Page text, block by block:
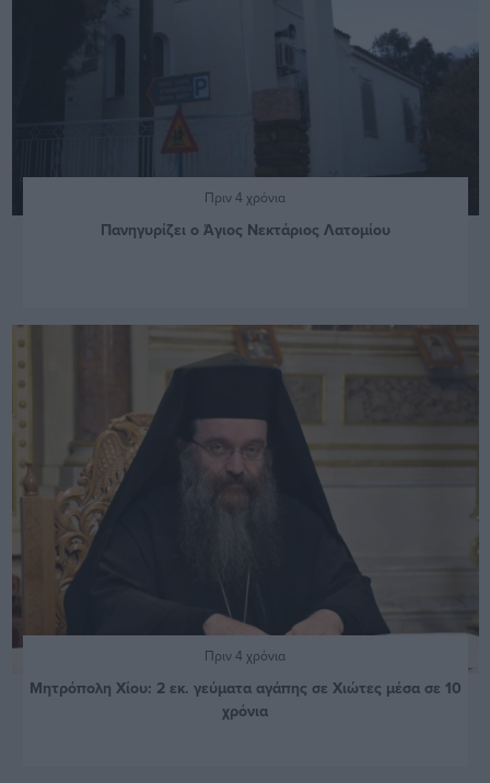
Πριν 4 χρόνια
Πανηγυρίζει ο Άγιος Νεκτάριος Λατομίου
Πριν 4 χρόνια
Μητρόπολη Χίου: 2 εκ. γεύματα αγάπης σε Χιώτες μέσα σε 10
χρόνια